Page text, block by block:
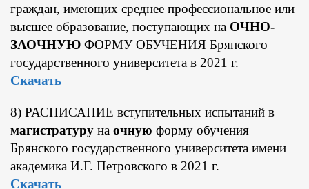
граждан, имеющих среднее профессиональное или
высшее образование, поступающих на ОЧНО-
ЗАОЧНУЮ ФОРМУ ОБУЧЕНИЯ Брянского
государственного университета в 2021 г.
Скачать
8) РАСПИСАНИЕ вступительных испытаний в
магистратуру на очную форму обучения
Брянского государственного университета имени
академика И.Г. Петровского в 2021 г.
Скачать